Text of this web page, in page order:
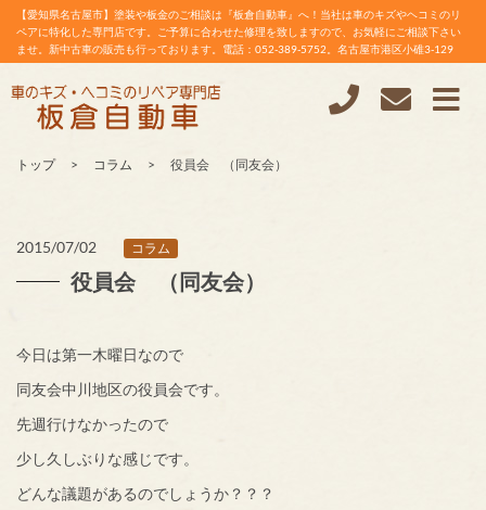
【愛知県名古屋市】塗装や板金のご相談は『板倉自動車』へ！当社は車のキズやヘコミのリ
ペアに特化した専門店です。ご予算に合わせた修理を致しますので、お気軽にご相談下さい
ませ。新中古車の販売も行っております。電話：052-389-5752。名古屋市港区小碓3-129
トップ コラム 役員会 （同友会）
2015/07/02 コラム
役員会 （同友会）
今日は第一木曜日なので
同友会中川地区の役員会です。
先週行けなかったので
少し久しぶりな感じです。
どんな議題があるのでしょうか？？？